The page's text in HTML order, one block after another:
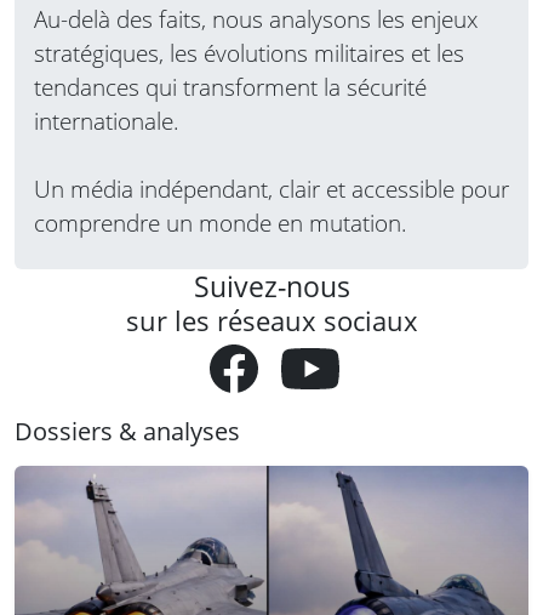
Au-delà des faits, nous analysons les enjeux
stratégiques, les évolutions militaires et les
tendances qui transforment la sécurité
internationale.
Un média indépendant, clair et accessible pour
comprendre un monde en mutation.
Suivez-nous
sur les réseaux sociaux
Dossiers & analyses